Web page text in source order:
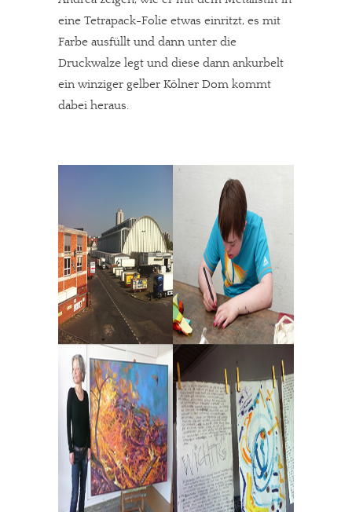
eine Tetrapack-Folie etwas einritzt, es mit
Farbe ausfüllt und dann unter die
Druckwalze legt und diese dann ankurbelt 
ein winziger gelber Kölner Dom kommt
dabei heraus.